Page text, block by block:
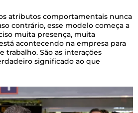
atributos comportamentais nunca
contrário, esse modelo começa a
muita presença, muita
acontecendo na empresa para
trabalho. São as interações
significado ao que